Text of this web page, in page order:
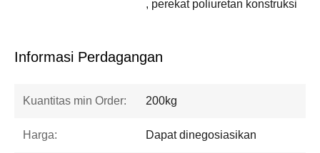
, perekat poliuretan konstruksi
Informasi Perdagangan
Kuantitas min Order: 200kg
Harga: Dapat dinegosiasikan